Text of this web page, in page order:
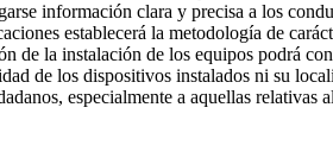
información clara y precisa a los
establecerá la metodología de
de la instalación de los equipos podrá
de los dispositivos instalados ni su
especialmente a aquellas